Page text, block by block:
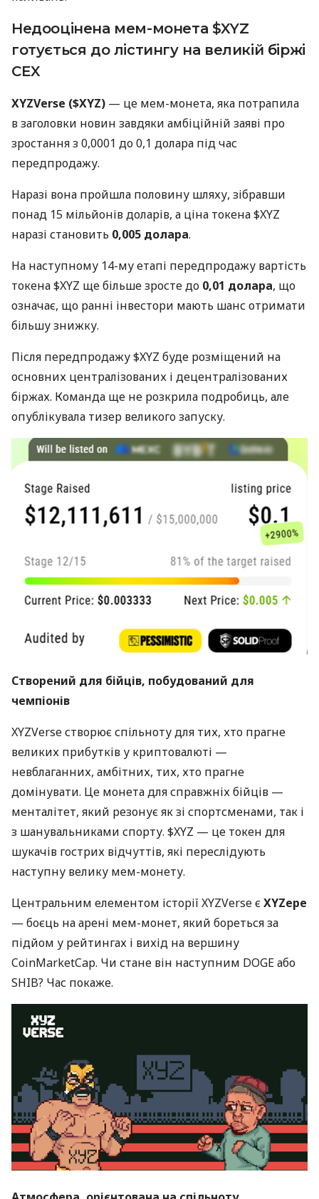
Недооцінена мем-монета $XYZ
готується до лістингу на великій біржі
CEX
XYZVerse ($XYZ) — це мем-монета, яка потрапила
в заголовки новин завдяки амбіційній заяві про
зростання з 0,0001 до 0,1 долара під час
передпродажу.
Наразі вона пройшла половину шляху, зібравши
понад 15 мільйонів доларів, а ціна токена $XYZ
наразі становить 0,005 долара.
На наступному 14-му етапі передпродажу вартість
токена $XYZ ще більше зросте до 0,01 долара, що
означає, що ранні інвестори мають шанс отримати
більшу знижку.
Після передпродажу $XYZ буде розміщений на
основних централізованих і децентралізованих
біржах. Команда ще не розкрила подробиць, але
опублікувала тизер великого запуску.
Створений для бійців, побудований для
чемпіонів
XYZVerse створює спільноту для тих, хто прагне
великих прибутків у криптовалюті —
невблаганних, амбітних, тих, хто прагне
домінувати. Це монета для справжніх бійців —
менталітет, який резонує як зі спортсменами, так і
з шанувальниками спорту. $XYZ — це токен для
шукачів гострих відчуттів, які переслідують
наступну велику мем-монету.
Центральним елементом історії XYZVerse єXYZepe
— боєць на арені мем-монет, який бореться за
підйом у рейтингах і вихід на вершину
CoinMarketCap. Чи стане він наступним DOGE або
SHIB? Час покаже.